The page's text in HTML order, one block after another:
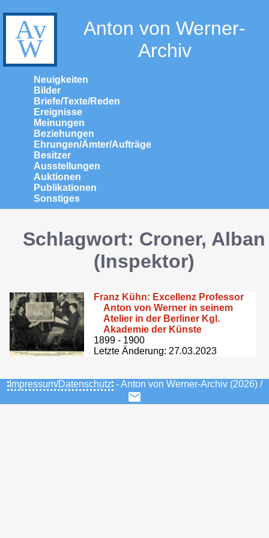
Anton von Werner-
Archiv
Neuigkeiten
Bilder
Briefe/Texte/Reden
Ereignisse
Meinungen
Beziehungen
Ehrungen/Ämter/Aufträge
Besitzer
Ausstellungen
Auktionen
Publikationen
Sonstiges
Schlagwort: Croner, Alban
(Inspektor)
Franz Kühn: Excellenz Professor
Anton von Werner in seinem
Atelier in der Berliner Kgl.
Akademie der Künste
1899 - 1900
Letzte Änderung: 27.03.2023
Impressum/Datenschutz - Anton von Werner-Archiv (2026) /